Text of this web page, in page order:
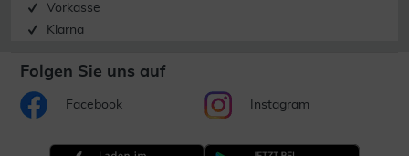
Vorkasse
Klarna
Folgen Sie uns auf
Facebook Instagram